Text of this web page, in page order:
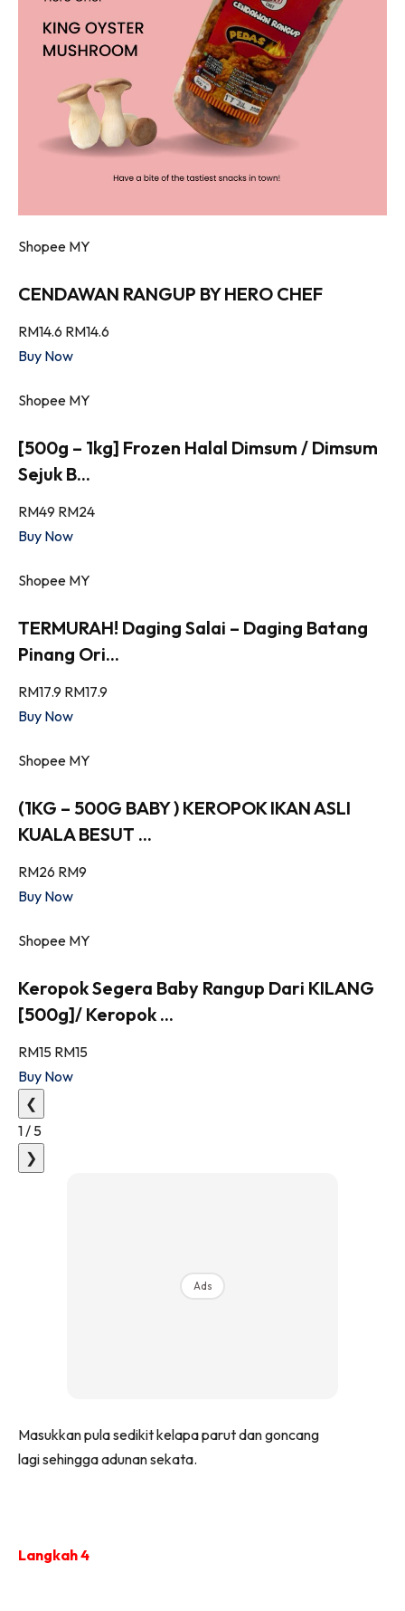
Shopee MY
CENDAWAN RANGUP BY HERO CHEF
RM14.6 RM14.6
Buy Now
Shopee MY
[500g – 1kg] Frozen Halal Dimsum / Dimsum
Sejuk B...
RM49 RM24
Buy Now
Shopee MY
TERMURAH! Daging Salai – Daging Batang
Pinang Ori...
RM17.9 RM17.9
Buy Now
Shopee MY
(1KG – 500G BABY ) KEROPOK IKAN ASLI
KUALA BESUT ...
RM26 RM9
Buy Now
Shopee MY
Keropok Segera Baby Rangup Dari KILANG
[500g]/ Keropok ...
RM15 RM15
Buy Now
❮
1 / 5
❯
Ads
Masukkan pula sedikit kelapa parut dan goncang
lagi sehingga adunan sekata.
Langkah 4